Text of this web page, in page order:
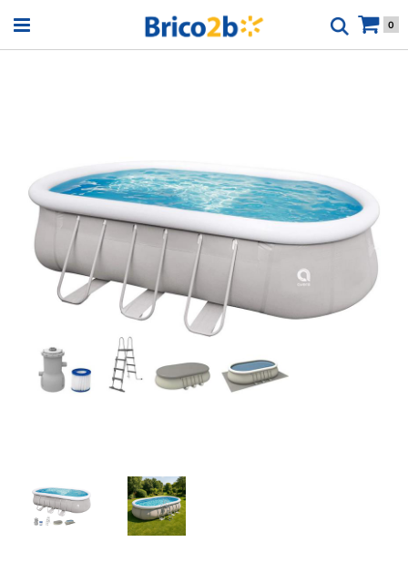
Open menu 0